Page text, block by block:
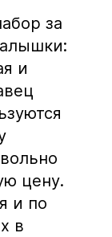
за
и
цену.
и по
в